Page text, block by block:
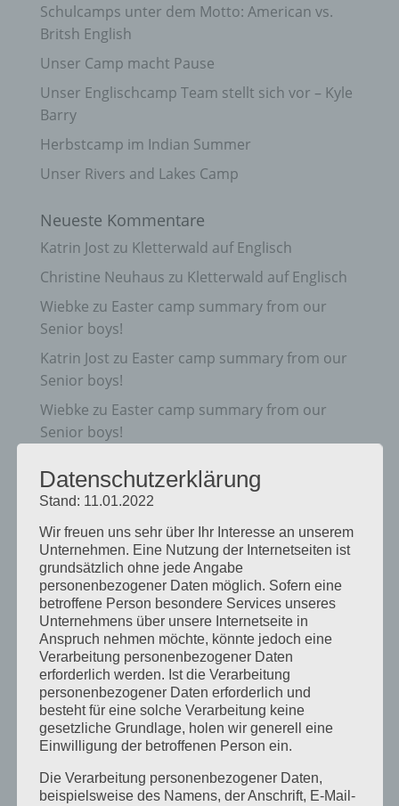
Schulcamps unter dem Motto: American vs.
Britsh English
Unser Camp macht Pause
Unser Englischcamp Team stellt sich vor – Kyle
Barry
Herbstcamp im Indian Summer
Unser Rivers and Lakes Camp
Neueste Kommentare
Katrin Jost zu Kletterwald auf Englisch
Christine Neuhaus zu Kletterwald auf Englisch
Wiebke zu Easter camp summary from our
Senior boys!
Katrin Jost zu Easter camp summary from our
Senior boys!
Wiebke zu Easter camp summary from our
Senior boys!
Archiv
September 2021
Februar 2021
Oktober 2020
September 2020
August 2020
Juli 2020
Juni 2020
Mai 2020
April 2020
März 2020
August 2019
Datenschutzerklärung
Stand: 11.01.2022
Wir freuen uns sehr über Ihr Interesse an unserem
Unternehmen. Eine Nutzung der Internetseiten ist
grundsätzlich ohne jede Angabe
personenbezogener Daten möglich. Sofern eine
betroffene Person besondere Services unseres
Unternehmens über unsere Internetseite in
Anspruch nehmen möchte, könnte jedoch eine
Verarbeitung personenbezogener Daten
erforderlich werden. Ist die Verarbeitung
personenbezogener Daten erforderlich und
besteht für eine solche Verarbeitung keine
gesetzliche Grundlage, holen wir generell eine
Einwilligung der betroffenen Person ein.
Die Verarbeitung personenbezogener Daten,
beispielsweise des Namens, der Anschrift, E-Mail-